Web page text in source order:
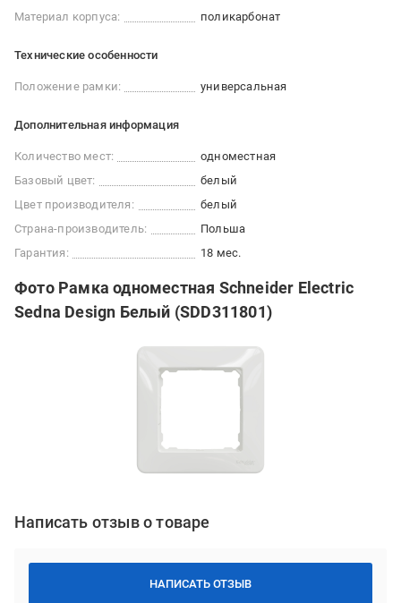
Материал корпуса:
поликарбонат
Технические особенности
Положение рамки: универсальная
Дополнительная информация
Количество мест:
одноместная
Базовый цвет:
белый
Цвет производителя:
белый
Страна-производитель:
Польша
Гарантия:
18 мес.
Фото Рамка одноместная Schneider Electric
Sedna Design Белый (SDD311801)
Написать отзыв о товаре
НАПИСАТЬ ОТЗЫВ